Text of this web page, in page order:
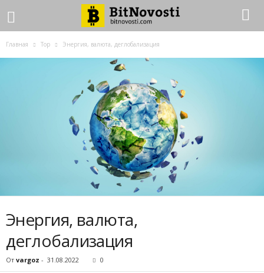
Главная Top Энергия, валюта, деглобализация
Энергия, валюта,
деглобализация
От vargoz - 31.08.2022 0